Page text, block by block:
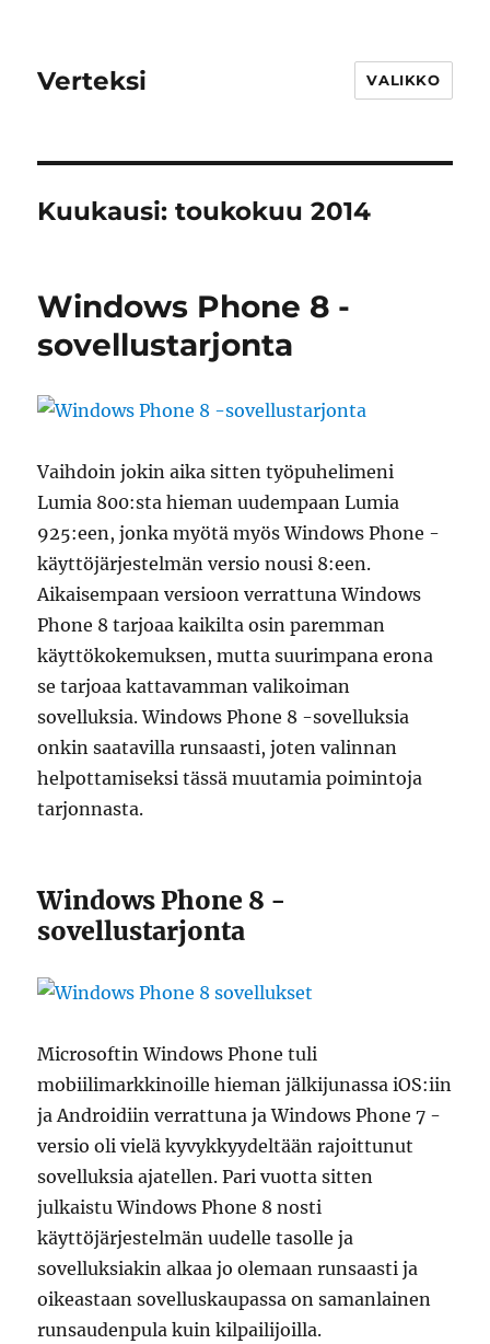
Verteksi VALIKKO
Kuukausi:toukokuu 2014
Windows Phone 8 -
sovellustarjonta
Vaihdoin jokin aika sitten työpuhelimeni
Lumia 800:sta hieman uudempaan Lumia
925:een, jonka myötä myös Windows Phone -
käyttöjärjestelmän versio nousi 8:een.
Aikaisempaan versioon verrattuna Windows
Phone 8 tarjoaa kaikilta osin paremman
käyttökokemuksen, mutta suurimpana erona
se tarjoaa kattavamman valikoiman
sovelluksia. Windows Phone 8 -sovelluksia
onkin saatavilla runsaasti, joten valinnan
helpottamiseksi tässä muutamia poimintoja
tarjonnasta.
Windows Phone 8 -
sovellustarjonta
Microsoftin Windows Phone tuli
mobiilimarkkinoille hieman jälkijunassa iOS:iin
ja Androidiin verrattuna ja Windows Phone 7 -
versio oli vielä kyvykkyydeltään rajoittunut
sovelluksia ajatellen. Pari vuotta sitten
julkaistu Windows Phone 8 nosti
käyttöjärjestelmän uudelle tasolle ja
sovelluksiakin alkaa jo olemaan runsaasti ja
oikeastaan sovelluskaupassa on samanlainen
runsaudenpula kuin kilpailijoilla.